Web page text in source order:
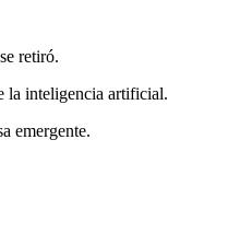
retiró.
la inteligencia artificial.
emergente.